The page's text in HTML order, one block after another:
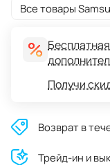
Все товары
Получи
Возврат в
Трейд-ин и